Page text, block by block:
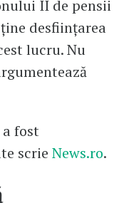
II de pensii
desfiinţarea
lucru. Nu
fost
scrie News.ro.